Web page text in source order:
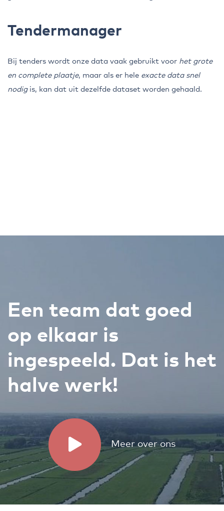
Tendermanager
Bij tenders wordt onze data vaak gebruikt voor het grote
en complete plaatje, maar als er hele exacte data snel
nodigis, kan dat uit dezelfde dataset worden gehaald.
Een team dat goed
op elkaar is
ingespeeld. Dat is het
halve werk!
Meer over ons